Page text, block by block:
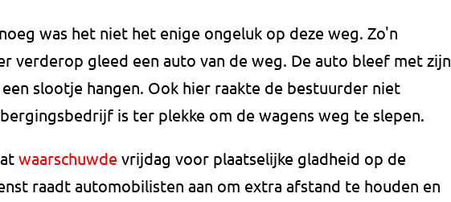
was het niet het enige ongeluk op deze weg. Zo'n
verderop gleed een auto van de weg. De auto bleef met zijn
slootje hangen. Ook hier raakte de bestuurder niet
is ter plekke om de wagens weg te slepen.
waarschuwde vrijdag voor plaatselijke gladheid op de
raadt automobilisten aan om extra afstand te houden en